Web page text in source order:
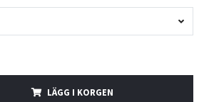
LÄGG I KORGEN